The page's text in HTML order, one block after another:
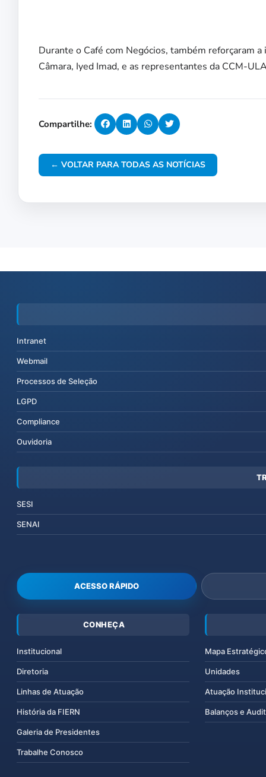
Durante o Café com Negócios, também reforçaram
Câmara, Iyed Imad, e as representantes da CCM-
Compartilhe:
← VOLTAR PARA TODAS AS NOTÍCIAS
Intranet
Webmail
Processos de Seleção
LGPD
Compliance
Ouvidoria
SESI
SENAI
ACESSO RÁPIDO
CONHEÇA
Institucional
Diretoria
Linhas de Atuação
História da FIERN
Galeria de Presidentes
Trabalhe Conosco
Mapa
Unidades
Atuação
Balanços e